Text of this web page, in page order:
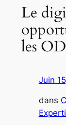
Le
les
Juin
dans